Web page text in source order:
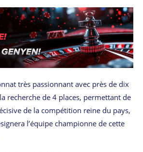
très passionnant avec près de dix
recherche de 4 places, permettant de
de la compétition reine du pays,
l’équipe championne de cette